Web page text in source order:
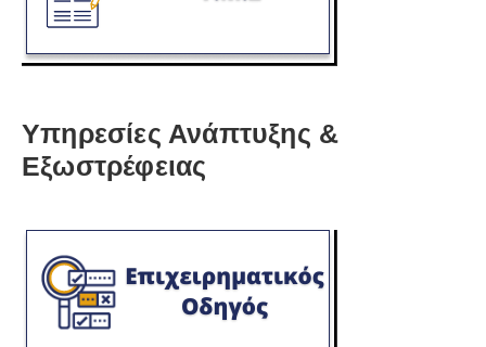
Υπηρεσίες Ανάπτυξης &
Εξωστρέφειας